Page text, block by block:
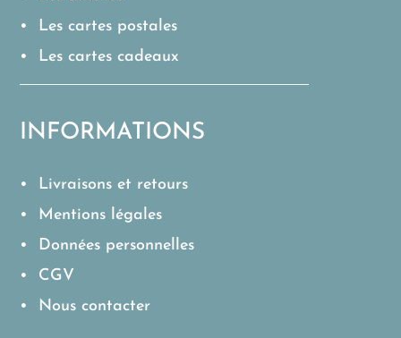
• Les cartes postales
• Les cartes cadeaux
INFORMATIONS
• Livraisons et retours
• Mentions légales
• Données personnelles
• CGV
• Nous contacter